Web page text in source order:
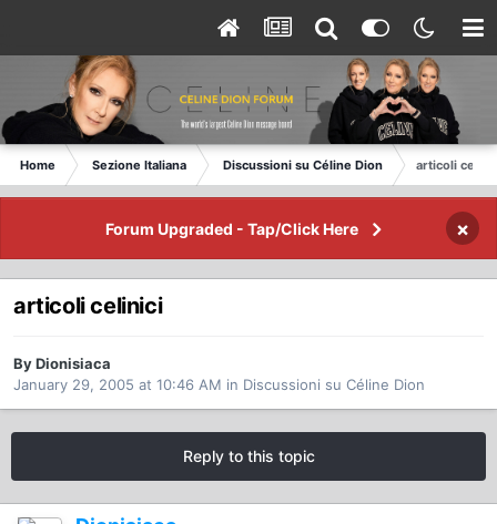
Home Sezione Italiana Discussioni su Céline Dion articoli
Forum Upgraded - Tap/Click Here ×
articoli celinici
By Dionisiaca
January 29, 2005 at 10:46 AM in Discussioni su Céline Dion
Reply to this topic